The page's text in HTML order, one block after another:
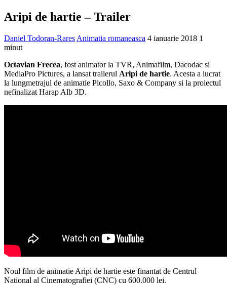
Aripi de hartie – Trailer
Daniel Todoran-Rares Animatia romaneasca 4 ianuarie 2018 1
minut
Octavian Frecea, fost animator la TVR, Animafilm, Dacodac si
MediaPro Pictures, a lansat trailerul Aripi de hartie. Acesta a lucrat
la lungmetrajul de animatie Picollo, Saxo & Company si la proiectul
nefinalizat Harap Alb 3D.
Noul film de animatie Aripi de hartie este finantat de Centrul
National al Cinematografiei (CNC) cu 600.000 lei.